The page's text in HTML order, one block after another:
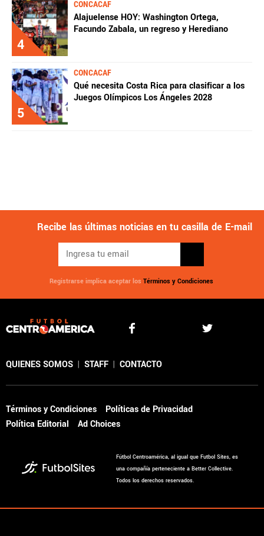
4
CONCACAF
Alajuelense HOY: Washington Ortega,
Facundo Zabala, un regreso y Herediano
5
CONCACAF
Qué necesita Costa Rica para clasificar a los
Juegos Olímpicos Los Ángeles 2028
Recibe las últimas noticias en tu casilla de E-mail
Registrarse implica aceptar los Términos y Condiciones
QUIENES SOMOS | STAFF | CONTACTO
Términos y Condiciones
Políticas de Privacidad
Política Editorial
Ad Choices
Fútbol Centroamérica, al igual que Futbol Sites, es
una compañía perteneciente a Better Collective.
Todos los derechos reservados.